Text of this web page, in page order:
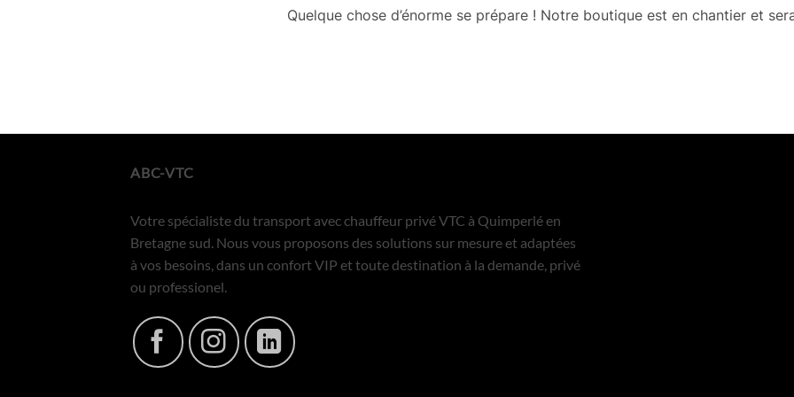
Quelque chose d’énorme se prépare ! Notre boutique est en chantier et
ABC-VTC
Votre spécialiste du transport avec chauffeur privé VTC à Quimperlé en
Bretagne sud. Nous vous proposons des solutions sur mesure et adaptées
à vos besoins, dans un confort VIP et toute destination à la demande, privé
ou professionel.